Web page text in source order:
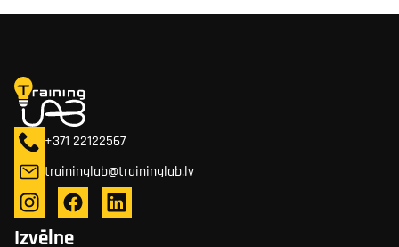
+371 22122567
traininglab@traininglab.lv
Izvēlne